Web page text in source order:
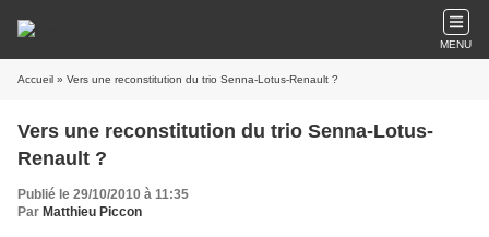
MENU
Accueil » Vers une reconstitution du trio Senna-Lotus-Renault ?
Vers une reconstitution du trio Senna-Lotus-
Renault ?
Publié le 29/10/2010 à 11:35
Par Matthieu Piccon